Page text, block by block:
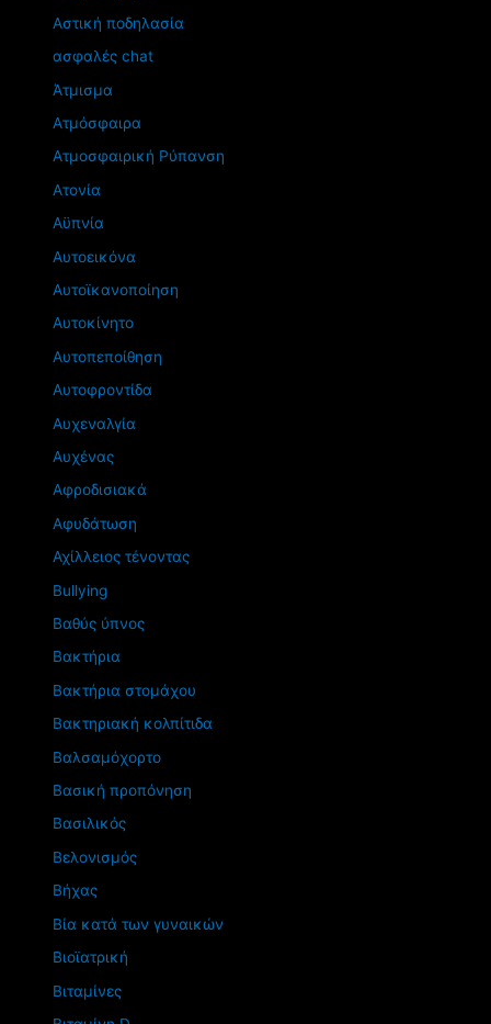
Αστική ποδηλασία
ασφαλές chat
Άτμισμα
Ατμόσφαιρα
Ατμοσφαιρική Ρύπανση
Ατονία
Αϋπνία
Αυτοεικόνα
Αυτοϊκανοποίηση
Αυτοκίνητο
Αυτοπεποίθηση
Αυτοφροντίδα
Αυχεναλγία
Αυχένας
Αφροδισιακά
Αφυδάτωση
Αχίλλειος τένοντας
Βullying
Βαθύς ύπνος
Βακτήρια
Βακτήρια στομάχου
Βακτηριακή κολπίτιδα
Βαλσαμόχορτο
Βασική προπόνηση
Βασιλικός
Βελονισμός
Βήχας
Βία κατά των γυναικών
Βιοϊατρική
Βιταμίνες